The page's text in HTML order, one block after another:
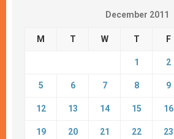
December 2011
M T W T F
1 2
5 6 7 8 9
12 13 14 15 16
19 20 21 22 23